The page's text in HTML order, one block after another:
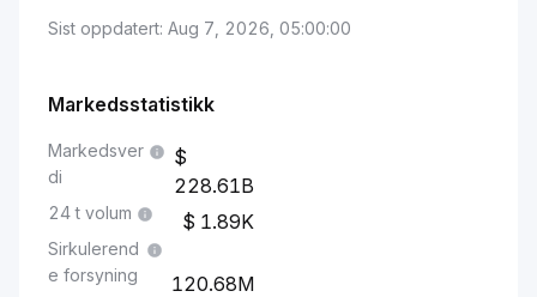
Sist oppdatert: Aug 7, 2026, 05:00:00
Markedsstatistikk
Markedsver
di
228.61B
24 t volum 1.89K
Sirkulerend
e forsyning
120.68M